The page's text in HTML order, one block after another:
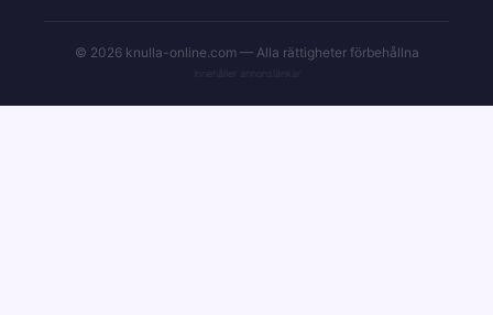
© 2026 knulla-online.com — Alla rättigheter förbehållna